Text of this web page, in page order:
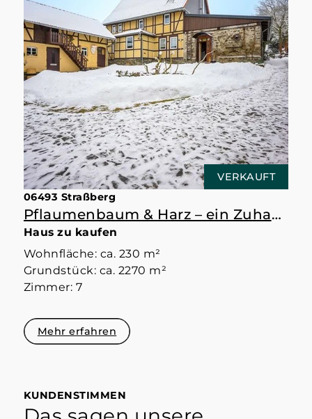
VERKAUFT
06493 Straßberg
Pflaumenbaum & Harz – ein Zuhause mit Raum
Haus zu kaufen
Wohnfläche: ca. 230 m²
Grundstück: ca. 2270 m²
Zimmer: 7
Mehr erfahren
KUNDENSTIMMEN